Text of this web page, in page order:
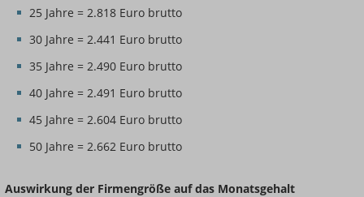
25 Jahre = 2.818 Euro brutto
30 Jahre = 2.441 Euro brutto
35 Jahre = 2.490 Euro brutto
40 Jahre = 2.491 Euro brutto
45 Jahre = 2.604 Euro brutto
50 Jahre = 2.662 Euro brutto
Auswirkung der Firmengröße auf das Monatsgehalt